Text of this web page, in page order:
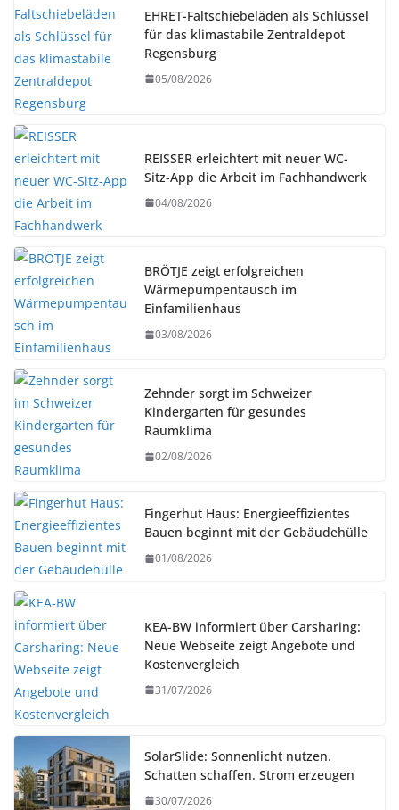
EHRET-Faltschiebeläden als Schlüssel
für das klimastabile Zentraldepot
Regensburg
05/08/2026
REISSER erleichtert mit neuer WC-
Sitz-App die Arbeit im Fachhandwerk
04/08/2026
BRÖTJE zeigt erfolgreichen
Wärmepumpentausch im
Einfamilienhaus
03/08/2026
Zehnder sorgt im Schweizer
Kindergarten für gesundes
Raumklima
02/08/2026
Fingerhut Haus: Energieeffizientes
Bauen beginnt mit der Gebäudehülle
01/08/2026
KEA-BW informiert über Carsharing:
Neue Webseite zeigt Angebote und
Kostenvergleich
31/07/2026
SolarSlide: Sonnenlicht nutzen.
Schatten schaffen. Strom erzeugen
30/07/2026